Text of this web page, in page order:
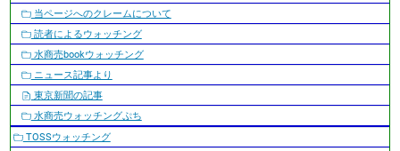
当ページへのクレームについて
読者によるウォッチング
水商売bookウォッチング
ニュース記事より
東京新聞の記事
水商売ウォッチングぷち
TOSSウォッチング